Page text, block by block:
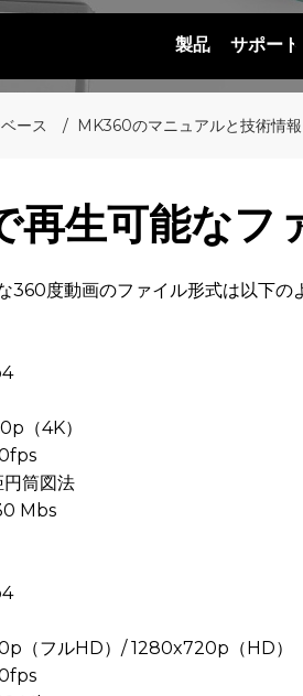
製品 サポート
ース MK360のマニュアルと技術情報
生可能なフ
360度動画のファイル形式は以下の
（4K）
円筒図法
Mbs
（フルHD）/ 1280x720p（HD）